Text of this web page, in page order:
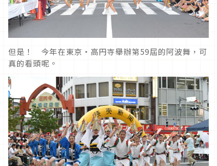
但是！ 今年在東京・高円寺舉辦第59屆的阿波舞，可
真的看頭呢。